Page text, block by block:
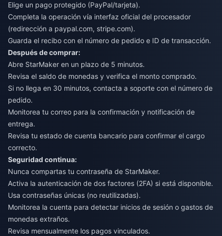
Elige un pago protegido (PayPal/tarjeta).
Completa la operación vía interfaz oficial del procesador
(redirección a paypal.com, stripe.com).
Guarda el recibo con el número de pedido e ID de transacción.
Después de comprar:
Abre StarMaker en un plazo de 5 minutos.
Revisa el saldo de monedas y verifica el monto comprado.
Si no llega en 30 minutos, contacta a soporte con el número de
pedido.
Monitorea tu correo para la confirmación y notificación de
entrega.
Revisa tu estado de cuenta bancario para confirmar el cargo
correcto.
Seguridad continua:
Nunca compartas tu contraseña de StarMaker.
Activa la autenticación de dos factores (2FA) si está disponible.
Usa contraseñas únicas (no reutilizadas).
Monitorea la cuenta para detectar inicios de sesión o gastos de
monedas extraños.
Revisa mensualmente los pagos vinculados.